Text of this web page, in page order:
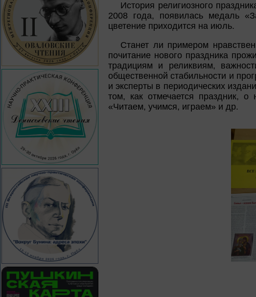
История религиозного
2008 года, появилась медаль
цветение приходится на июль.
Станет ли примером
почитание нового праздника
традициям и реликвиям,
общественной стабильности и
и эксперты в периодических
том, как отмечается праздник,
«Читаем, учимся, играем» и др.